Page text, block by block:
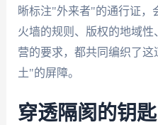
晰标注"外来者"的通行证，
火墙的规则、版权的地域
营的要求，都共同编织了
土"的屏障。
穿透隔阂的钥